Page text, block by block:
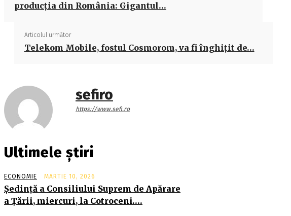
producţia din România: Gigantul…
Articolul următor
Telekom Mobile, fostul Cosmorom, va fi înghiţit de…
sefiro
https://www.sefi.ro
Ultimele știri
ECONOMIE MARTIE 10, 2026
Şedinţă a Consiliului Suprem de Apărare
a Ţării, miercuri, la Cotroceni….